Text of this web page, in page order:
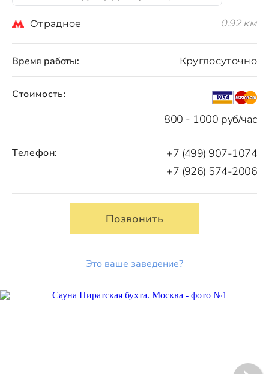
Стоимость:
800 - 1000 руб/час
Время работы: Круглосуточно
Телефон:
+7 (499) 907-1074
+7 (926) 574-2006
Позвонить
Это ваше заведение?
Отрадное 0.92 км